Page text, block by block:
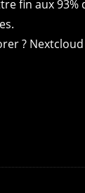
fin aux 93%
?